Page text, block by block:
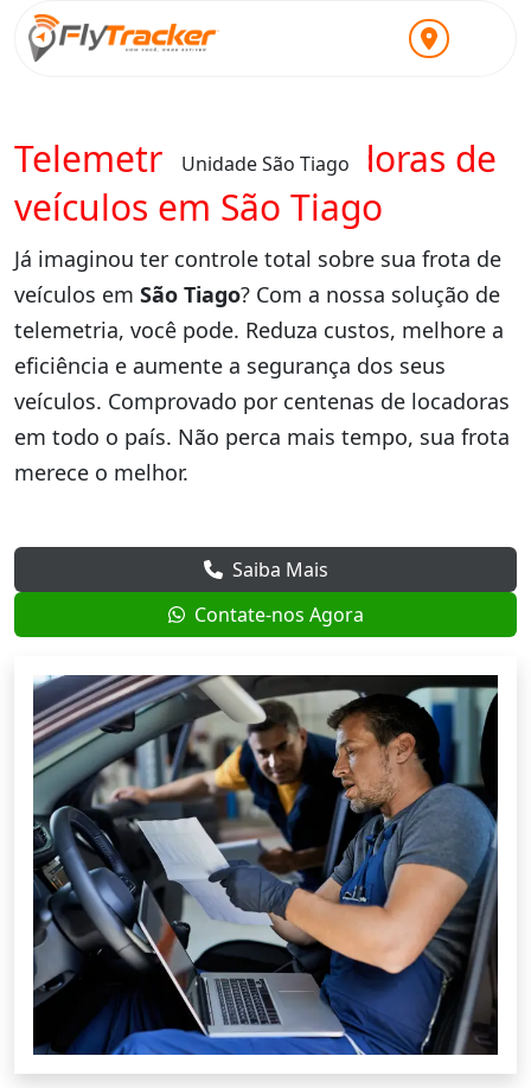
Unidade São Tiago
Telemetria para locadoras de
veículos em São Tiago
Já imaginou ter controle total sobre sua frota de
veículos em São Tiago? Com a nossa solução de
telemetria, você pode. Reduza custos, melhore a
eficiência e aumente a segurança dos seus
veículos. Comprovado por centenas de locadoras
em todo o país. Não perca mais tempo, sua frota
merece o melhor.
Saiba Mais
Contate-nos Agora